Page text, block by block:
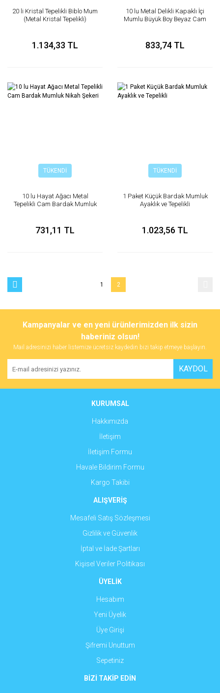
20 li Kristal Tepelikli Biblo Mum
(Metal Kristal Tepelikli)
1.134,33 TL
10 lu Metal Delikli Kapaklı İçi
Mumlu Büyük Boy Beyaz Cam
833,74 TL
TÜKENDİ
10 lu Hayat Ağacı Metal
Tepelikli Cam Bardak Mumluk
731,11 TL
TÜKENDİ
1 Paket Küçük Bardak Mumluk
Ayaklık ve Tepelikli
1.023,56 TL
1 2
Kampanyalar ve en yeni ürünlerimizden ilk sizin
haberiniz olsun!
Mail adresinizi haber listemize ücretsiz kaydedin bizi takip etmeye başlayın.
KAYDOL
KURUMSAL
Hakkımızda
İletişim
İletişim Formu
Havale Bildirim Formu
Kargo Takibi
ALIŞVERİŞ
Mesafeli Satış Sözleşmesi
Gizlilik ve Güvenlik
İptal ve İade Şartları
Kişisel Veriler Politikası
ÜYELİK
Hesabım
Yeni Üyelik
Üye Girişi
Şifremi Unuttum
Sepetiniz
BİZİ TAKİP EDİN